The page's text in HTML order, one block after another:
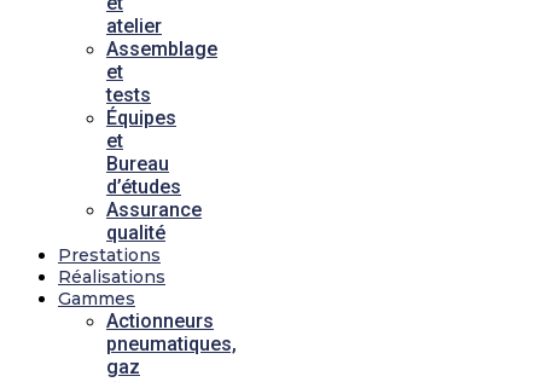
atelier
Assemblage
et
tests
Équipes
et
Bureau
d’études
Assurance
qualité
Prestations
Réalisations
Gammes
Actionneurs
pneumatiques,
gaz